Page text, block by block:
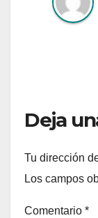
Deja
Tu dirección
Los campos
Comentario *